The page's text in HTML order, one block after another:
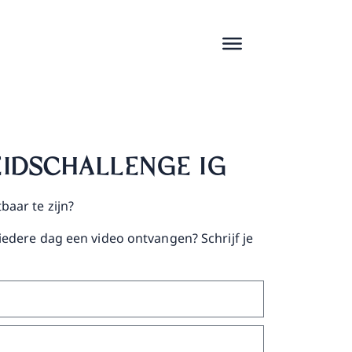
IG
te zijn?
dag een video ontvangen? Schrijf je